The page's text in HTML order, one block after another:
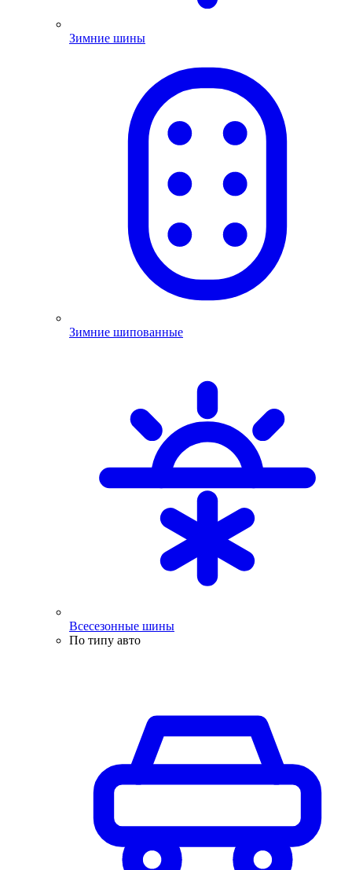
Зимние шины
Зимние шипованные
Всесезонные шины
По типу авто